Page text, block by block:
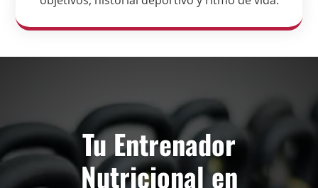
Tu Entrenador
Nutricional en